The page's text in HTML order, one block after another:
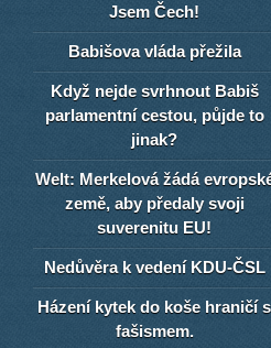
Jsem Čech!
Babišova vláda přežila
Když nejde svrhnout Babiš
parlamentní cestou, půjde to
jinak?
Welt: Merkelová žádá
země, aby předaly svoji
suverenitu EU!
Nedůvěra k vedení KDU-ČSL
Házení kytek do koše hraničí s
fašismem.